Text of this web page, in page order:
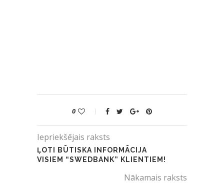
0
Iepriekšējais raksts
ĻOTI BŪTISKA INFORMĀCIJA
VISIEM “SWEDBANK” KLIENTIEM!
Nākamais raksts